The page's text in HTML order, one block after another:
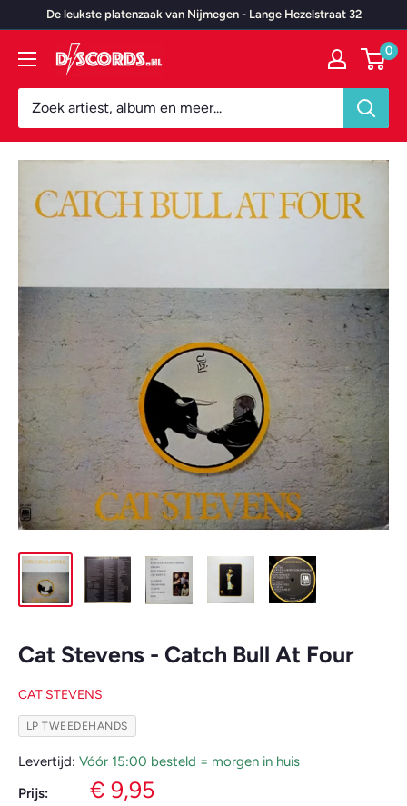
content
De leukste platenzaak van Nijmegen - Lange Hezelstraat 32
Discords.nl 0
Cat Stevens - Catch Bull At Four
CAT STEVENS
LP TWEEDEHANDS
Levertijd: Vóór 15:00 besteld = morgen in huis
Prijs:
Verkoopprijs
€ 9,95